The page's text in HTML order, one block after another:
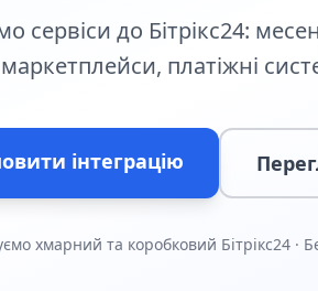
сервіси до Бітрікс24:
маркетплейси, платіжні
інтеграцію
хмарний та коробковий Бітрікс24 ·